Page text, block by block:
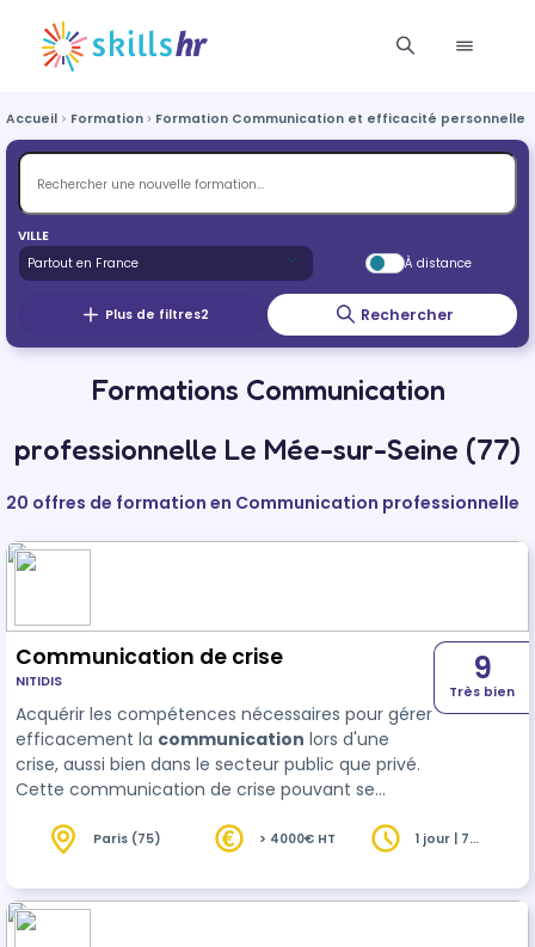
Accueil Formation Formation Communication et efficacité personnelle
VILLE
À distance
Plus de filtres2 Rechercher
Formations Communication
professionnelle Le Mée-sur-Seine (77)
20 offres de formation en Communication professionnelle
Communication de crise
NITIDIS
Acquérir les compétences nécessaires pour gérer
efficacement la communication lors d'une
crise, aussi bien dans le secteur public que privé.
Cette communication de crise pouvant se
institutionnelle, digitale, etc.
9
Très bien
Paris (75) > 4000€ HT
1 jour | 7